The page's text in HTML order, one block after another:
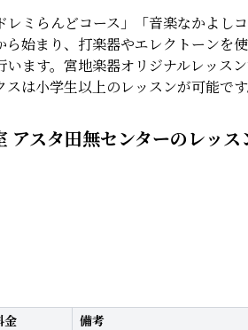
レミらんどコース」「音楽なかよし
ら始まり、打楽器やエレクトーンを
います。宮地楽器オリジナルレッス
は小学生以上のレッスンが可能です
アスタ田無センターのレッス
金
備考